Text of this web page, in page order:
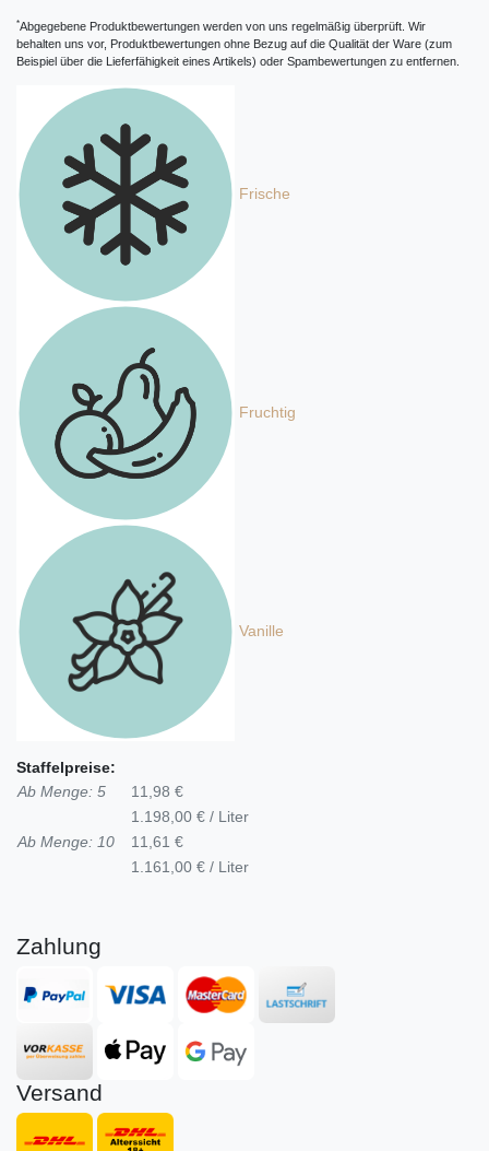
*Abgegebene Produktbewertungen werden von uns regelmäßig überprüft. Wir
behalten uns vor, Produktbewertungen ohne Bezug auf die Qualität der Ware (zum
Beispiel über die Lieferfähigkeit eines Artikels) oder Spambewertungen zu entfernen.
Frische
Fruchtig
Vanille
Staffelpreise:
Ab Menge: 5
11,98 €
1.198,00 € / Liter
Ab Menge: 10
11,61 €
1.161,00 € / Liter
Zahlung
Versand